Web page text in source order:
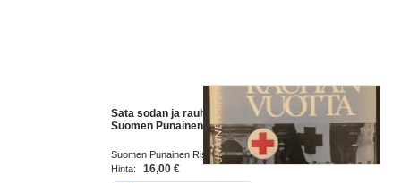
Sata sodan ja rauhan vuotta -
Suomen Punainen Risti 1877-1977
Suomen Punainen Risti 1977
Hinta:
16,00 €